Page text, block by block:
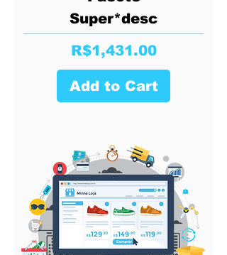
Super*desc
Price
R$1,431.00
Add to Cart